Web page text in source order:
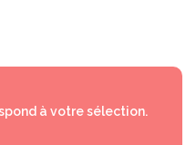
à votre sélection.